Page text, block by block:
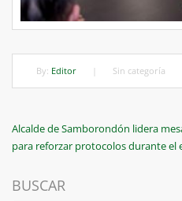
By: Editor Sin categoría
Navegación
de
entradas
Previous
Post
Alcalde de Samborondón lidera
para reforzar protocolos durante el
BUSCAR